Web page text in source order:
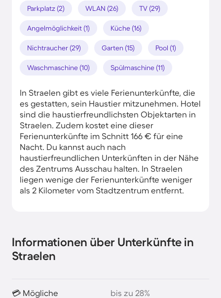
Parkplatz (2) WLAN (26) TV (29)
Angelmöglichkeit (1) Küche (16)
Nichtraucher (29) Garten (15) Pool (1)
Waschmaschine (10) Spülmaschine (11)
In Straelen gibt es viele Ferienunterkünfte, die
es gestatten, sein Haustier mitzunehmen. Hotel
sind die haustierfreundlichsten Objektarten in
Straelen. Zudem kostet eine dieser
Ferienunterkünfte im Schnitt 166 € für eine
Nacht. Du kannst auch nach
haustierfreundlichen Unterkünften in der Nähe
des Zentrums Ausschau halten. In Straelen
liegen wenige der Ferienunterkünfte weniger
als 2 Kilometer vom Stadtzentrum entfernt.
Informationen über Unterkünfte in
Straelen
💳 Mögliche
bis zu 28%